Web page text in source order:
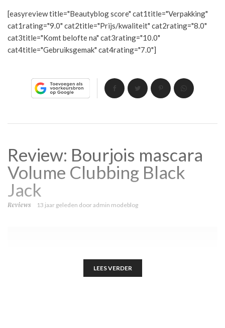
[easyreview title="Beautyblog score" cat1title="Verpakking"
cat1rating="9.0" cat2title="Prijs/kwaliteit" cat2rating="8.0"
cat3title="Komt belofte na" cat3rating="10.0"
cat4title="Gebruiksgemak" cat4rating="7.0"]
Review: Bourjois mascara
Volume Clubbing Black
Jack
Reviews 13 jaar geleden dooradmin modeblog
LEES VERDER